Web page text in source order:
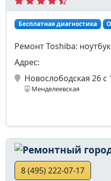
Бесплатная диагностика
Ремонт Toshiba:
Адрес:
Новослободская 26 с
Менделеевская
8 (495) 222-07-17